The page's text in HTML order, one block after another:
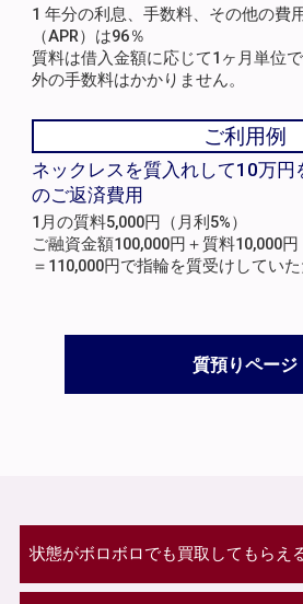
1 年分の利息、手数料、その他の費
（APR）は96％
質料は借入金額に応じて1ヶ月単位
外の手数料はかかりません。
ご利用例
ネックレスを質入れして10万円
のご返済費用
1月の質料5,000円（月利5%）
ご融資金額100,000円＋質料10,000円
＝110,000円で指輪を質受けしていた
質預りページ
状態がボロボロでも買取してもらえ